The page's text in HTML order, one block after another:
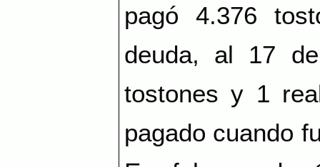
pagó 4.376
deuda, al 17
tostones y 1
pagado cuando